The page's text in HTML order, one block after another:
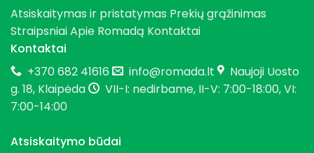
Atsiskaitymas ir pristatymas Prekių grąžinimas
StraipsniaiApie Romadą Kontaktai
Kontaktai
+370 682 41616
info@romada.lt
Naujoji Uosto
g. 18, Klaipėda
VII-I: nedirbame, II-V: 7:00-18:00, VI:
7:00-14:00
Atsiskaitymo būdai